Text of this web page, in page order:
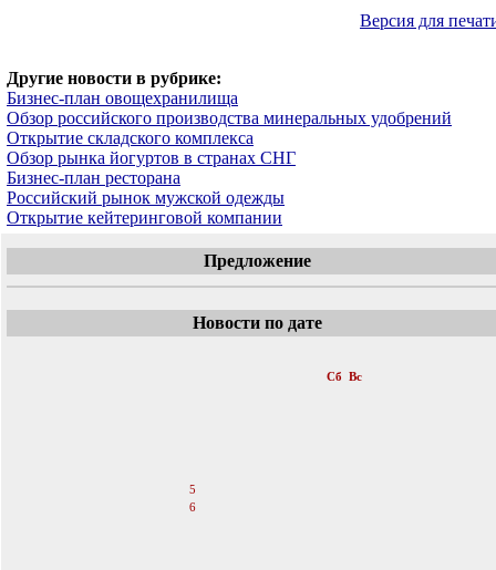
Версия для
Другие новости в рубрике:
Бизнес-план овощехранилища
Обзор российского производства минеральных удобрений
Открытие складского комплекса
Обзор рынка йогуртов в странах СНГ
Бизнес-план ресторана
Российский рынок мужской одежды
Открытие кейтеринговой компании
Предложение
Новости по дате
Сб Вс
5
6